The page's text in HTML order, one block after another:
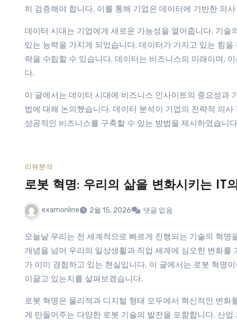
히 검증해야 합니다. 이를 통해 기업은 데이터에 기반한 의
데이터 시대는 기업에게 새로운 가능성을 열어줍니다. 기
있는 능력을 가지게 되었습니다. 데이터가 가지고 있는 힘
략을 수립할 수 있습니다. 데이터는 비즈니스의 미래이며,
다.
이 글에서는 데이터 시대에 비즈니스 인사이트의 중요성과
법에 대해 논의했습니다. 데이터 분석이 기업의 전략적 의
성공적인 비즈니스를 구축할 수 있는 방법을 제시하였습니
리뷰분석
로봇 혁명: 우리의 삶을 변화시키는 IT
examonline 2월 15, 2026 댓글 없음
오늘날 우리는 전 세계적으로 빠르게 진행되는 기술의 혁
개념을 넘어 우리의 일상생활과 직업 세계에 심오한 변화
가 이미 경험하고 있는 현실입니다. 이 글에서는 로봇 혁명
이끌고 있는지를 살펴보겠습니다.
로봇 혁명은 물리적과 디지털 형태 모두에서 혁신적인 변
게 만들어주는 다양한 로봇 기술의 발전을 포함합니다. 산